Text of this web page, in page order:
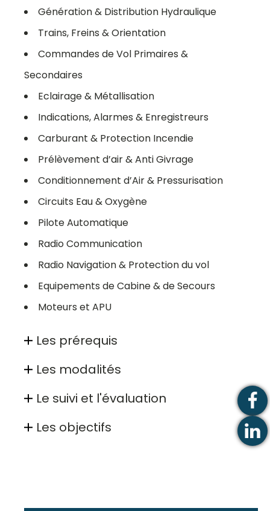
Génération & Distribution Hydraulique
Trains, Freins & Orientation
Commandes de Vol Primaires &
Secondaires
Eclairage & Métallisation
Indications, Alarmes & Enregistreurs
Carburant & Protection Incendie
Prélèvement d’air & Anti Givrage
Conditionnement d’Air & Pressurisation
Circuits Eau & Oxygène
Pilote Automatique
Radio Communication
Radio Navigation & Protection du vol
Equipements de Cabine & de Secours
Moteurs et APU
Les prérequis
Les modalités
Le suivi et l'évaluation
Les objectifs